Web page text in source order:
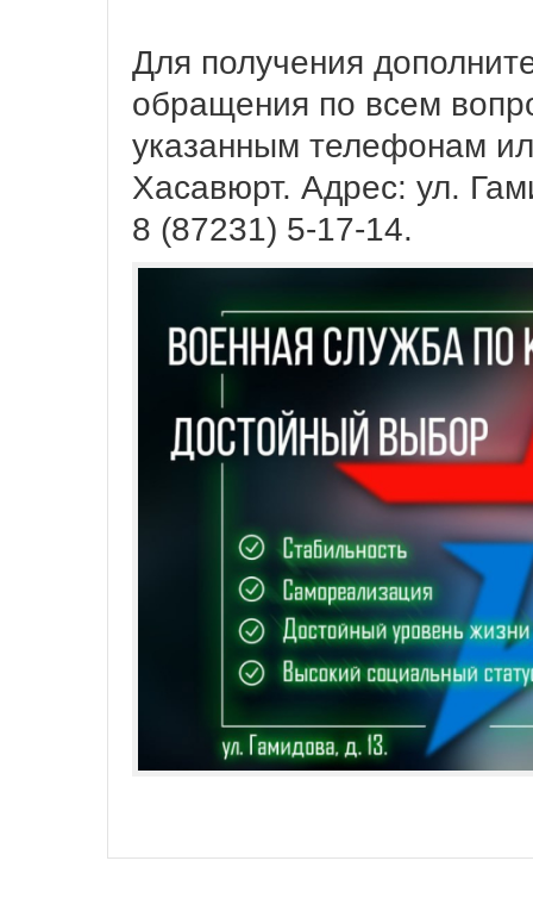
Для получения
обращения по всем
указанным телефонам
Хасавюрт. Адрес: ул.
8 (87231) 5-17-14.